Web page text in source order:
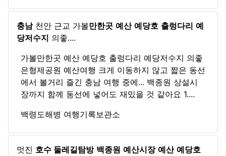
충남천안 근교 가볼만한곳 예산 예당호 출렁다리 예
당저수지 의좋....
가볼만한곳 예산 예당호 출렁다리 예당저수지 의좋
은형제공원 예산여행 크게 이동하지 않고 짧은 동선
에서 볼거리 즐긴 충남 여행 중에... 백종원 상설시
장까지 함께 동선에 넣어도 재밌을 것 같아요 1....
백령도해병 여행기록보관소
멋진 호수 둘레길탐방 백종원 예산시장 예산 예당호